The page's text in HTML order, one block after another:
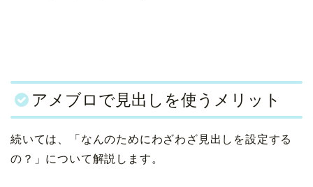
アメブロで見出しを使うメリット
続いては、「なんのためにわざわざ見出しを設定する
の？」について解説します。